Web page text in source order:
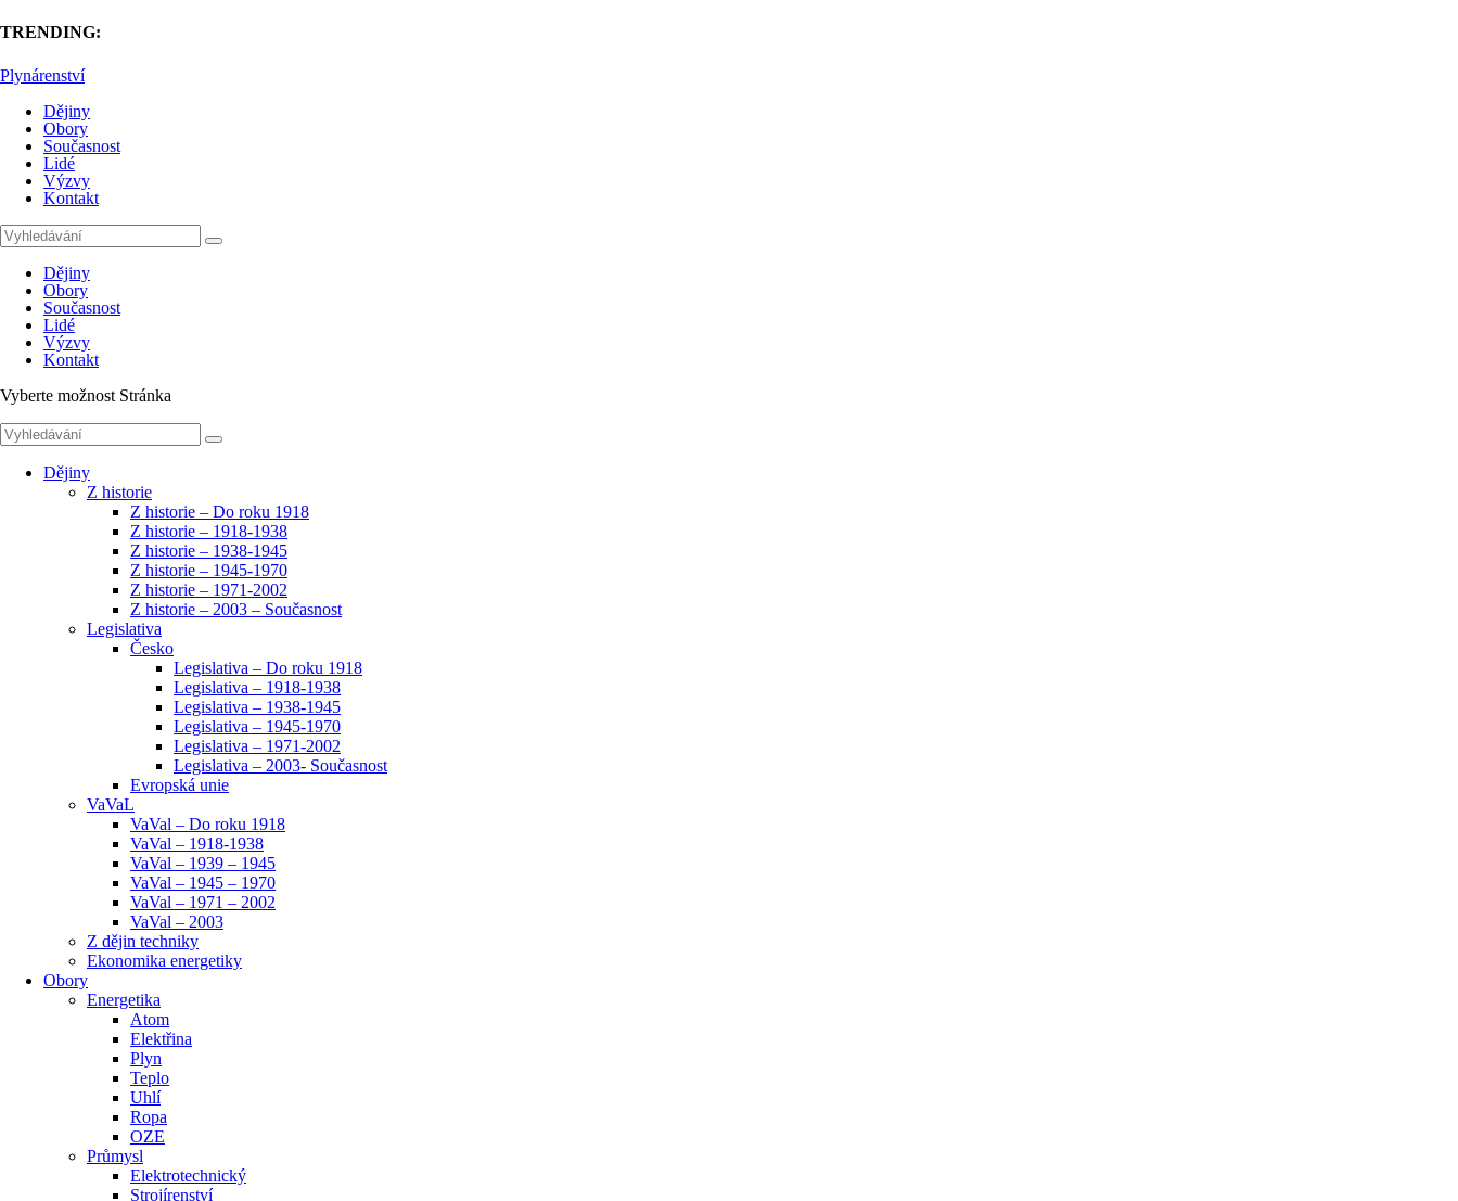
TRENDING:
Plynárenství
Dějiny
Obory
Současnost
Lidé
Výzvy
Kontakt
Dějiny
Obory
Současnost
Lidé
Výzvy
Kontakt
Vyberte možnost Stránka
Dějiny
Z historie
Z historie – Do roku 1918
Z historie – 1918-1938
Z historie – 1938-1945
Z historie – 1945-1970
Z historie – 1971-2002
Z historie – 2003 – Současnost
Legislativa
Česko
Legislativa – Do roku 1918
Legislativa – 1918-1938
Legislativa – 1938-1945
Legislativa – 1945-1970
Legislativa – 1971-2002
Legislativa – 2003- Současnost
Evropská unie
VaVaL
VaVal – Do roku 1918
VaVal – 1918-1938
VaVal – 1939 – 1945
VaVal – 1945 – 1970
VaVal – 1971 – 2002
VaVal – 2003
Z dějin techniky
Ekonomika energetiky
Obory
Energetika
Atom
Elektřina
Plyn
Teplo
Uhlí
Ropa
OZE
Průmysl
Elektrotechnický
Strojírenství